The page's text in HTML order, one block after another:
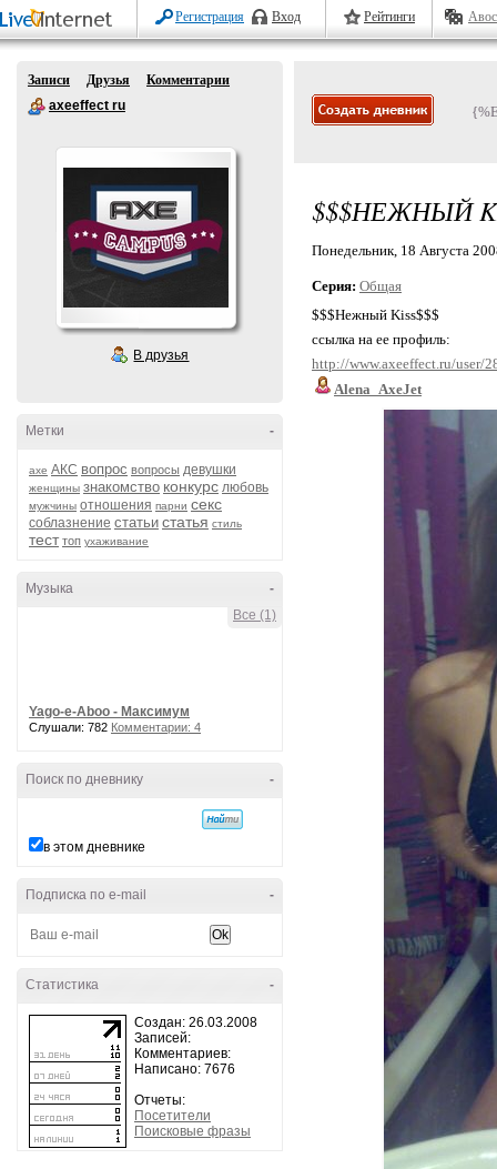
Регистрация Вход Рейтинги
Записи Друзья
Комментарии
axeeffect ru
В друзья
-
Метки
axe АКС вопрос вопросы девушки
женщины знакомство конкурс любовь
мужчины отношения парни секс
соблазнение статьи статья стиль
тест топ ухаживание
-
Музыка
Все (1)
Yago-e-Aboo - Максимум
Слушали: 782 Комментарии: 4
-
Поиск по дневнику
в этом дневнике
-
Подписка по e-mail
-
Статистика
Создан: 26.03.2008
Записей:
Комментариев:
Написано: 7676
Отчеты:
Посетители
Поисковые фразы
$$$НЕЖНЫЙ
Понедельник, 18 Августа
Серия: Общая
$$$Нежный Kiss$$$
ссылка на ее профиль:
http://www.axeeffect.ru/user/
Alena_AxeJet